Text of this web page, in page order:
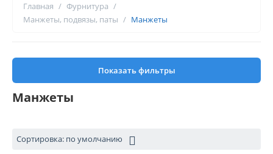
Главная / Фурнитура /
Манжеты, подвязы, паты / Манжеты
Показать фильтры
Манжеты
Сортировка: по умолчанию